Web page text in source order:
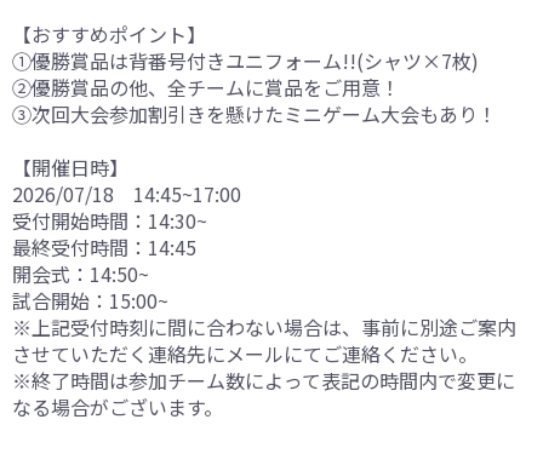
【おすすめポイント】
①優勝賞品は背番号付きユニフォーム!!(シャツ×7枚)
②優勝賞品の他、全チームに賞品をご用意！
③次回大会参加割引きを懸けたミニゲーム大会もあり！
【開催日時】
2026/07/18 14:45~17:00
受付開始時間：14:30~
最終受付時間：14:45
開会式：14:50~
試合開始：15:00~
※上記受付時刻に間に合わない場合は、事前に別途ご案内
させていただく連絡先にメールにてご連絡ください。
※終了時間は参加チーム数によって表記の時間内で変更に
なる場合がございます。